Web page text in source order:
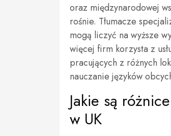
oraz międzynarodowej
rośnie. Tłumacze
mogą liczyć na wyższe
więcej firm korzysta z
pracujących z różnych
nauczanie języków
Jakie są
w UK